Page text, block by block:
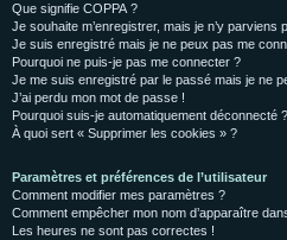
Que signifie COPPA ?
Je souhaite m’enregistrer, mais je n’y parviens
Je suis enregistré mais je ne peux pas me
Pourquoi ne puis-je pas me connecter ?
Je me suis enregistré par le passé mais je ne
J’ai perdu mon mot de passe !
Pourquoi suis-je automatiquement déconnecté ?
À quoi sert « Supprimer les cookies » ?
Paramètres et préférences de l’utilisateur
Comment modifier mes paramètres ?
Comment empêcher mon nom d’apparaître
Les heures ne sont pas correctes !